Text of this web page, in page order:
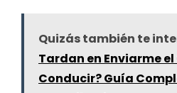
Quizás también te
Tardan en Enviarme
Conducir? Guía